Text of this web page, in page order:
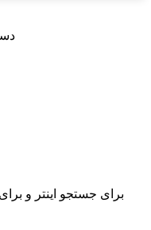
برای جستجو اینتر و